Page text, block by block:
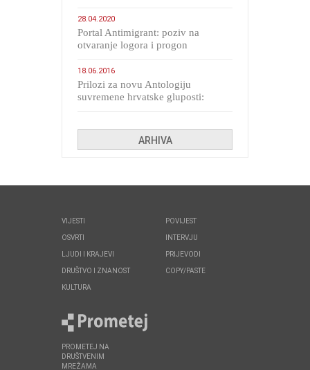
28.04.2020
Portal Antimigrant: poziv na
otvaranje logora i progon
18.06.2016
Prilozi za novu Antologiju
suvremene hrvatske gluposti:
ARHIVA
VIJESTI
OSVRTI
LJUDI I KRAJEVI
DRUŠTVO I ZNANOST
KULTURA
POVIJEST
INTERVJU
PRIJEVODI
COPY/PASTE
PROMETEJ NA
DRUŠTVENIM
MREŽAMA